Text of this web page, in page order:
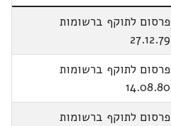
פרסום לתוקף ברשומות
27.12.79
פרסום לתוקף ברשומות
14.08.80
פרסום לתוקף ברשומות